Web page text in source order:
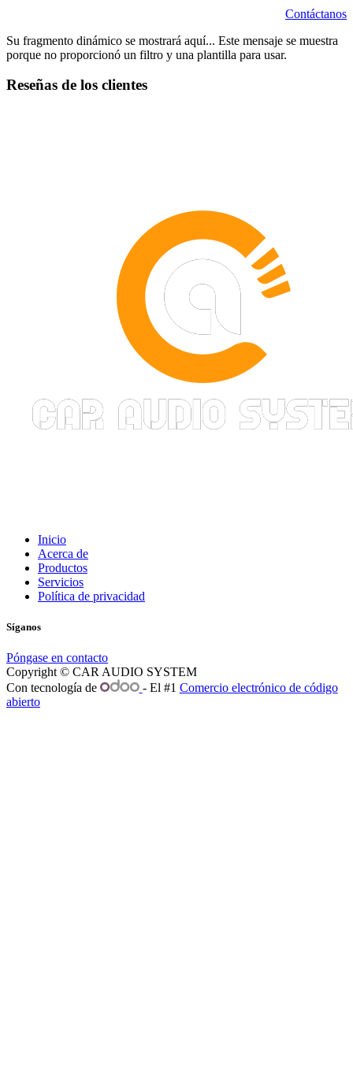
Contáctanos
Su fragmento dinámico se mostrará aquí... Este mensaje se muestra
porque no proporcionó un filtro y una plantilla para usar.
Reseñas de los clientes
Inicio
Acerca de
Productos
Servicios
Política de privacidad
Síganos
Póngase en contacto
Copyright © CAR AUDIO SYSTEM
Con tecnología de
- El #1 Comercio electrónico de código
abierto